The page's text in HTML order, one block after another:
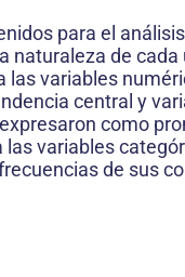
para el
naturaleza de cada
las variables
central y
como
las variables
de sus